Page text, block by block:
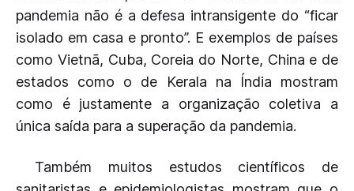
pandemia não é a defesa intransigente do “ficar
isolado em casa e pronto”. E exemplos de países
como Vietnã, Cuba, Coreia do Norte, China e de
estados como o de Kerala na Índia mostram
como é justamente a organização coletiva a
única saída para a superação da pandemia.
Também muitos estudos científicos de